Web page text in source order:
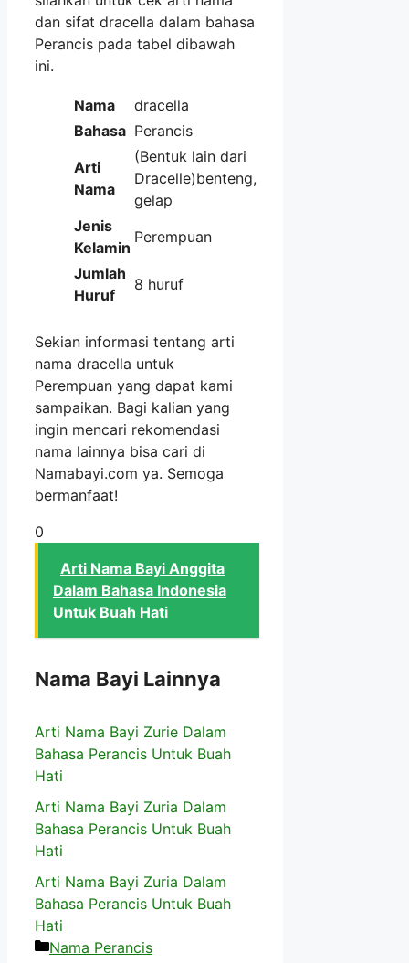
dan sifat dracella dalam bahasa
Perancis pada tabel dibawah
ini.
Nama
dracella
Bahasa Perancis
Arti
Nama
(Bentuk lain dari
Dracelle)benteng,
gelap
Jenis
Kelamin
Perempuan
Jumlah
Huruf
8 huruf
Sekian informasi tentang arti
nama dracella untuk
Perempuan yang dapat kami
sampaikan. Bagi kalian yang
ingin mencari rekomendasi
nama lainnya bisa cari di
Namabayi.com ya. Semoga
bermanfaat!
0
Arti Nama Bayi Anggita
Dalam Bahasa Indonesia
Untuk Buah Hati
Nama Bayi Lainnya
Arti Nama Bayi Zurie Dalam
Bahasa Perancis Untuk Buah
Hati
Arti Nama Bayi Zuria Dalam
Bahasa Perancis Untuk Buah
Hati
Arti Nama Bayi Zuria Dalam
Bahasa Perancis Untuk Buah
Hati
Kategori
Nama Perancis